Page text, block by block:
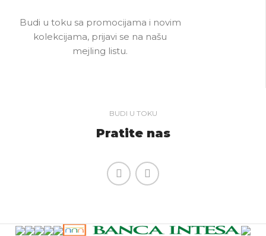
Budi u toku sa promocijama i novim
kolekcijama, prijavi se na našu
mejling listu.
BUDI U TOKU
Pratite nas